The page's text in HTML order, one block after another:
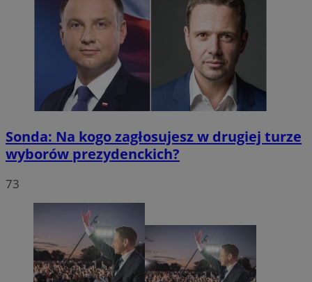
Sonda: Na kogo zagłosujesz w drugiej turze
wyborów prezydenckich?
73